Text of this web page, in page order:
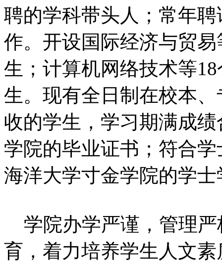
聘的学科带头人；常年
作。开设国际经济与贸
生；计算机网络技术等
生。现有全日制在校本
收的学生，学习期满成
学院的毕业证书；符合
海洋大学寸金学院的学
学院办学严谨，管理严
育，着力培养学生人文